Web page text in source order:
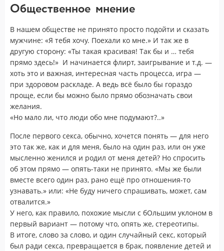
Общественное мнение
В нашем обществе не принято просто подойти и сказать
мужчине: «Я тебя хочу. Поехали ко мне.» И так же в
другую сторону: «Ты такая красивая! Так бы и … тебя
прямо здесь!» И начинается флирт, заигрывание и т.д. —
хоть это и важная, интересная часть процесса, игра —
при здоровом раскладе. А ведь всё было бы гораздо
проще, если бы можно было прямо обозначать свои
желания.
«Но мало ли, что люди обо мне подумают?..»
После первого секса, обычно, хочется понять — для него
это так же, как и для меня, было на один раз, или он уже
мысленно женился и родил от меня детей? Но спросить
об этом прямо — опять-таки не принято. «Мы же были
вместе всего один раз, рано ещё про отношения-то
узнавать.» или: «Не буду ничего спрашивать, может, сам
отвалится.»
У него, как правило, похожие мысли с бОльшим уклоном в
первый вариант — потому что, опять же, стереотипы.
В итоге, слово за слово, и один случайный секс, который
был ради секса, превращается в брак, появление детей и